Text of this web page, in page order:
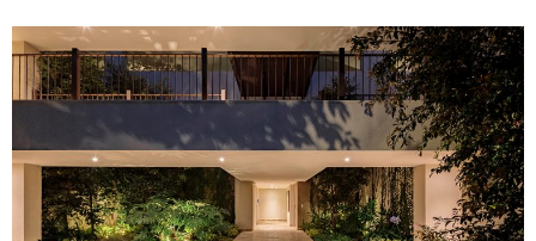
COLINEAL – Especial Interiorismo & Decoración 2026
ADRIANA HOYOS DESIGN STUDIO – Especial Interiorismo & Decoración 2026